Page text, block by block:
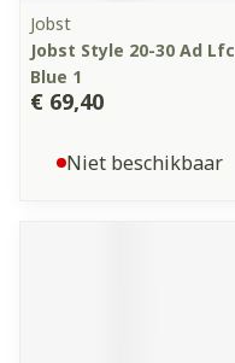
Jobst
Jobst Style 20-30 Ad Lfc
Blue 1
€ 69,40
Niet beschikbaar